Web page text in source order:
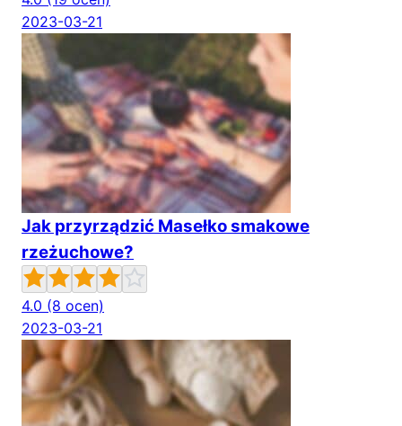
2023-03-21
Jak przyrządzić Masełko smakowe
rzeżuchowe?
4.0 (8 ocen)
2023-03-21